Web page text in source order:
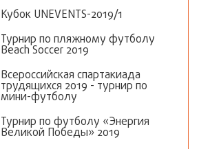
Кубок UNEVENTS-2019/1
Турнир по пляжному футболу
Beach Soccer 2019
Всероссийская спартакиада
трудящихся 2019 - турнир по
мини-футболу
Турнир по футболу «Энергия
Великой Победы» 2019